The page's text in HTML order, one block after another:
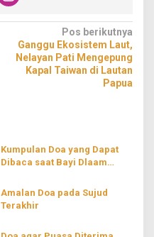
Pos berikutnya
Ganggu Ekosistem Laut,
Nelayan Pati Mengepung
Kapal Taiwan di Lautan
Papua
Kumpulan Doa yang Dapat
Dibaca saat Bayi Dlaam
Amalan Doa pada Sujud
Terakhir